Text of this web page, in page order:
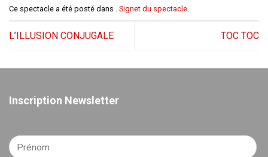
Ce spectacle a été posté dans . Signet du spectacle.
L’ILLUSION CONJUGALE TOC TOC
Inscription Newsletter